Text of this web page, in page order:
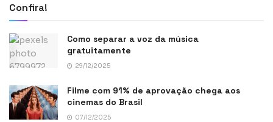
Confira!
Como separar a voz da música
gratuitamente
29/12/2025
Filme com 91% de aprovação chega aos
cinemas do Brasil
07/12/2025